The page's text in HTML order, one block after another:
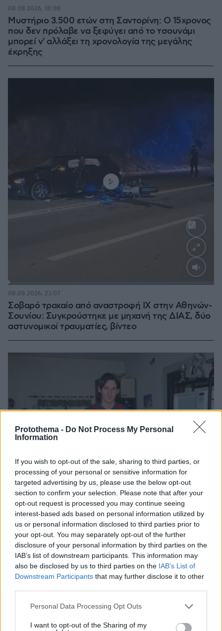
Protothema - Do Not Process My Personal
Information
If you wish to opt-out of the sale, sharing to third parties, or
processing of your personal or sensitive information for
targeted advertising by us, please use the below opt-out
section to confirm your selection. Please note that after your
opt-out request is processed you may continue seeing
interest-based ads based on personal information utilized by
us or personal information disclosed to third parties prior to
your opt-out. You may separately opt-out of the further
disclosure of your personal information by third parties on the
IAB’s list of downstream participants. This information may
also be disclosed by us to third parties on the IAB’s List of
Downstream Participants that may further disclose it to other
Please note that this website/app uses one or more Google
not limited to your visit or usage behaviour. You may click to
Personal Data Processing Opt Outs
I want to opt-out of the Sharing of my
Μυστήριο 3.500 ετών στη Σαντορίνη: Ο 15χρονος
που δεν πρόλαβε να ξεφύγει από το τσουνάμι
μπορεί ν' αλλάξει τη χρονολογία της μεγάλης
έκρηξης
08.08.2026, 18:08
Σοβαρό τροχαίο από αναστροφή ΙΧ στην Αθηνών-
Σουνίου: Συγκρούστηκε με μηχανή της ΔΙΑΣ, δύο
αστυνομικοί τραυματίες, βίντεο
08.08.2026, 23:07
Χόρχε Μέσι: Ο εργάτης από το Ροσάριο που πήρε
τον 13χρονο Λιονέλ από το χέρι και άλλαξε την
ιστορία του ποδοσφαίρου με μια υπογραφή σε...
χαρτοπετσέτα
08.08.2026, 21:43